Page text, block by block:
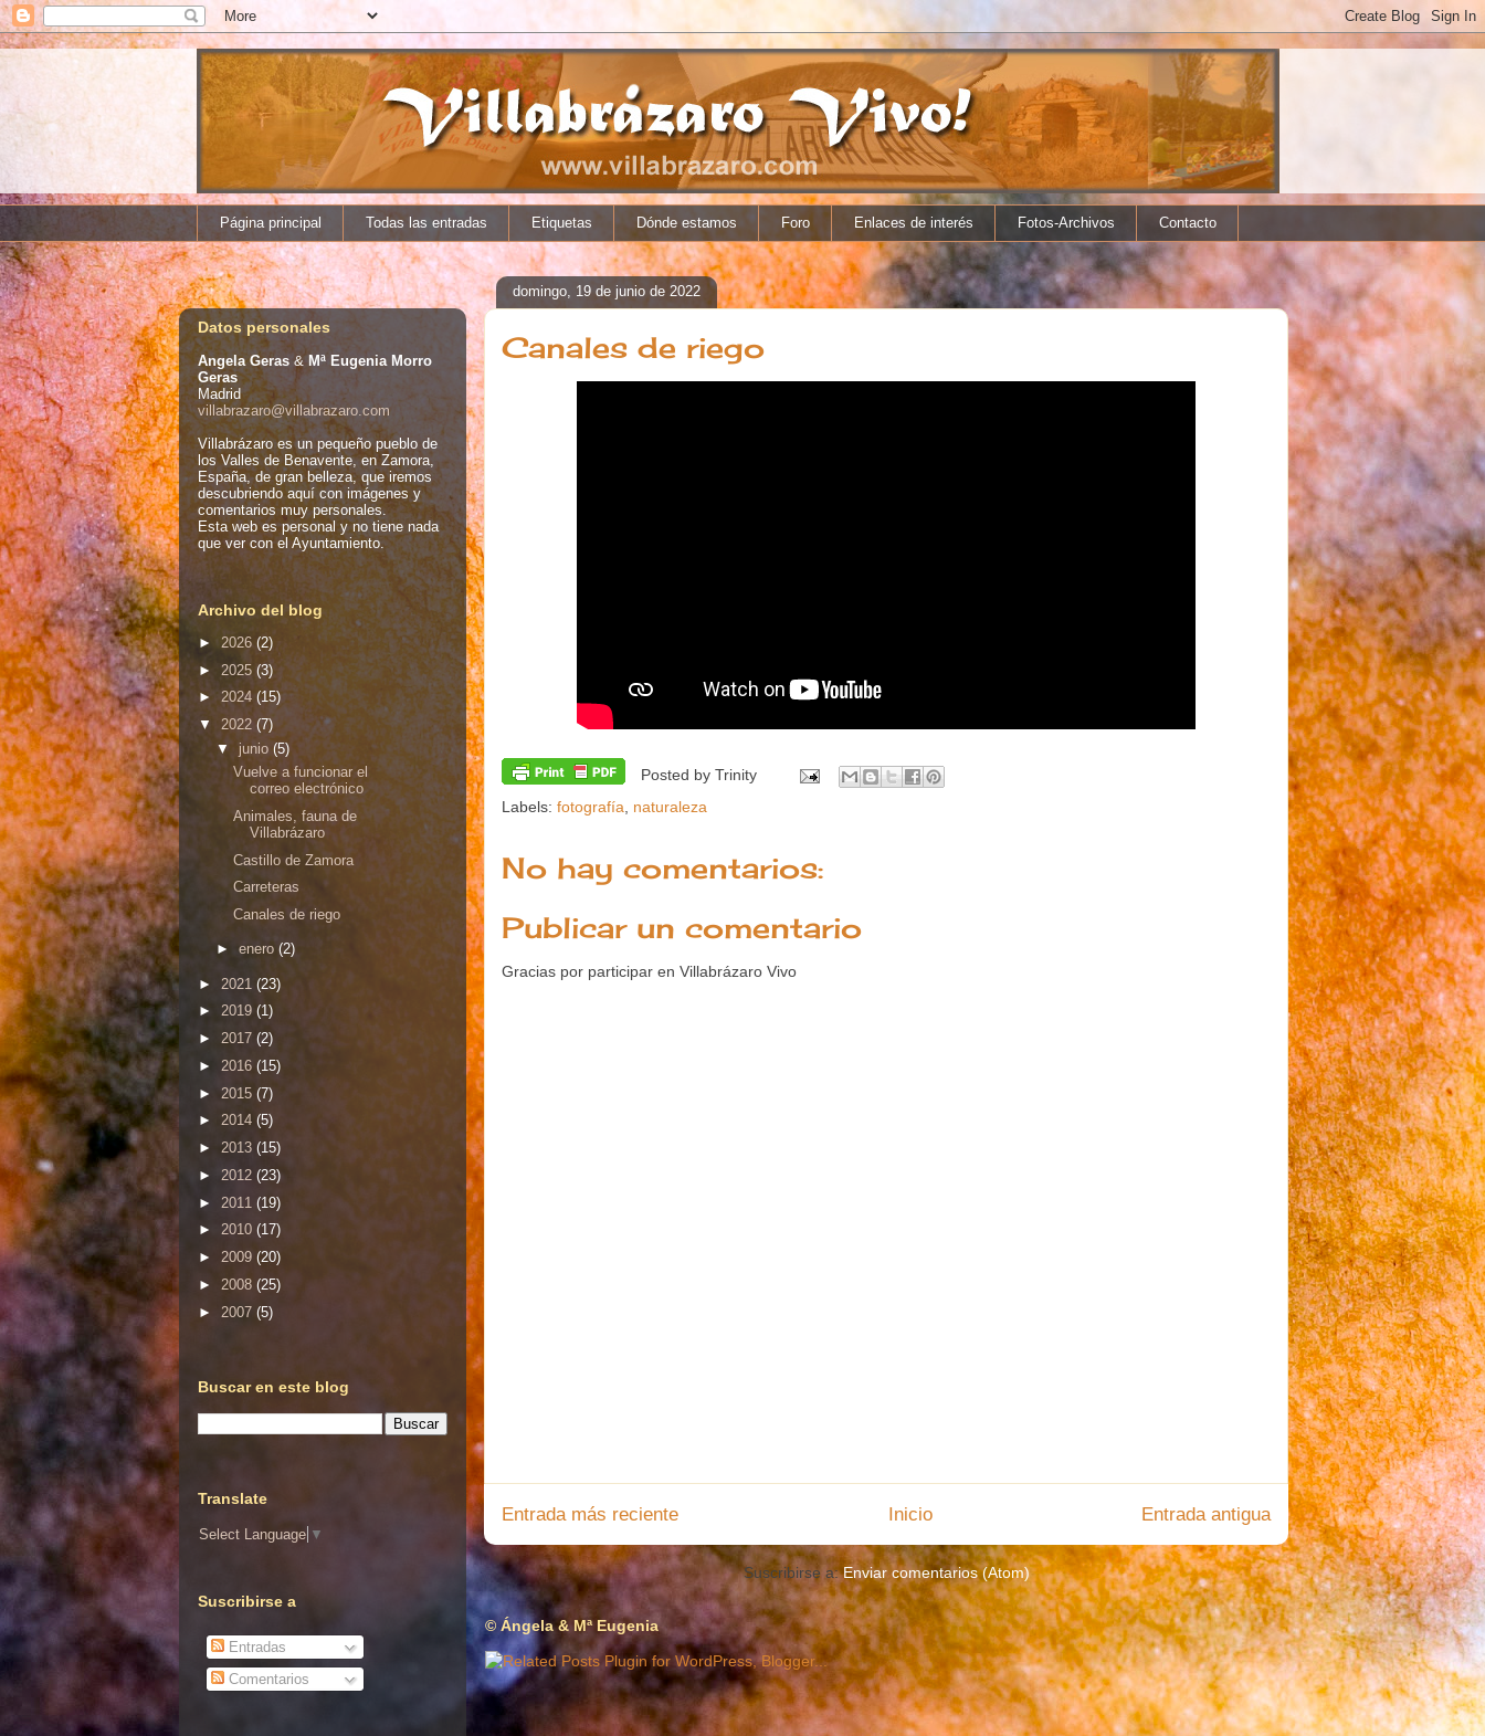
Página principal Todas las entradas Etiquetas Dónde estamos Foro Enlaces de interés Fotos-Archivos Contacto
domingo, 19 de junio de 2022
Canales de riego
Posted by Trinity
Labels: fotografía naturaleza
No hay comentarios:
Publicar un comentario
Gracias por participar en Villabrázaro Vivo
Entrada más reciente Entrada antigua
Inicio
Suscribirse a:Enviar comentarios (Atom)
© Ángela & Mª Eugenia
Datos personales
Angela Geras & Mª Eugenia Morro
Geras
Madrid
villabrazaro@villabrazaro.com
Villabrázaro es un pequeño pueblo de
los Valles de Benavente, en Zamora,
España, de gran belleza, que iremos
descubriendo aquí con imágenes y
comentarios muy personales.
Esta web es personal y no tiene nada
que ver con el Ayuntamiento.
Archivo del blog
► 2026 (2)
► 2025 (3)
► 2024 (15)
▼ 2022 (7)
▼ junio (5)
Vuelve a funcionar el
correo electrónico
Animales, fauna de
Villabrázaro
Castillo de Zamora
Carreteras
Canales de riego
► enero (2)
► 2021 (23)
► 2019 (1)
► 2017 (2)
► 2016 (15)
► 2015 (7)
► 2014 (5)
► 2013 (15)
► 2012 (23)
► 2011 (19)
► 2010 (17)
► 2009 (20)
► 2008 (25)
► 2007 (5)
Buscar en este blog
Translate
Select Language ▼
Suscribirse a
Entradas
Comentarios